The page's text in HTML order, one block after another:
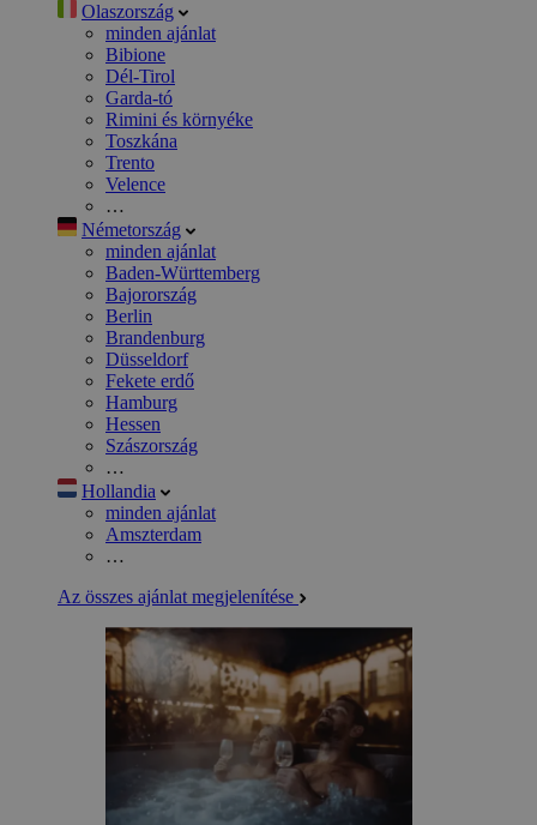
Olaszország
minden ajánlat
Bibione
Dél-Tirol
Garda-tó
Rimini és környéke
Toszkána
Trento
Velence
…
Németország
minden ajánlat
Baden-Württemberg
Bajorország
Berlin
Brandenburg
Düsseldorf
Fekete erdő
Hamburg
Hessen
Szászország
…
Hollandia
minden ajánlat
Amszterdam
…
Az összes ajánlat megjelenítése